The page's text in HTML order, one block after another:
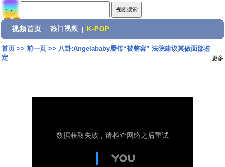
视频首页 热门视频 K-POP
首页>> 前一页>> 八卦:Angelababy屡传“被整容” 法院建议其做面部鉴
定
更多